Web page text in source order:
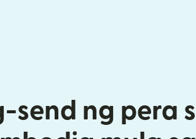
send ng pera